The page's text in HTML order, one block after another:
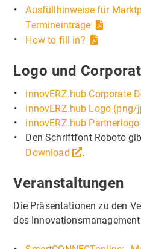
Ausfüllhinweise für
Termineinträge
How to fill in?
Logo und
innovERZ.hub Corporate
innovERZ.hub Logo (png/
innovERZ.hub
Den Schriftfont Roboto
Download
.
Veranstaltungen
Die Präsentationen zu den
des